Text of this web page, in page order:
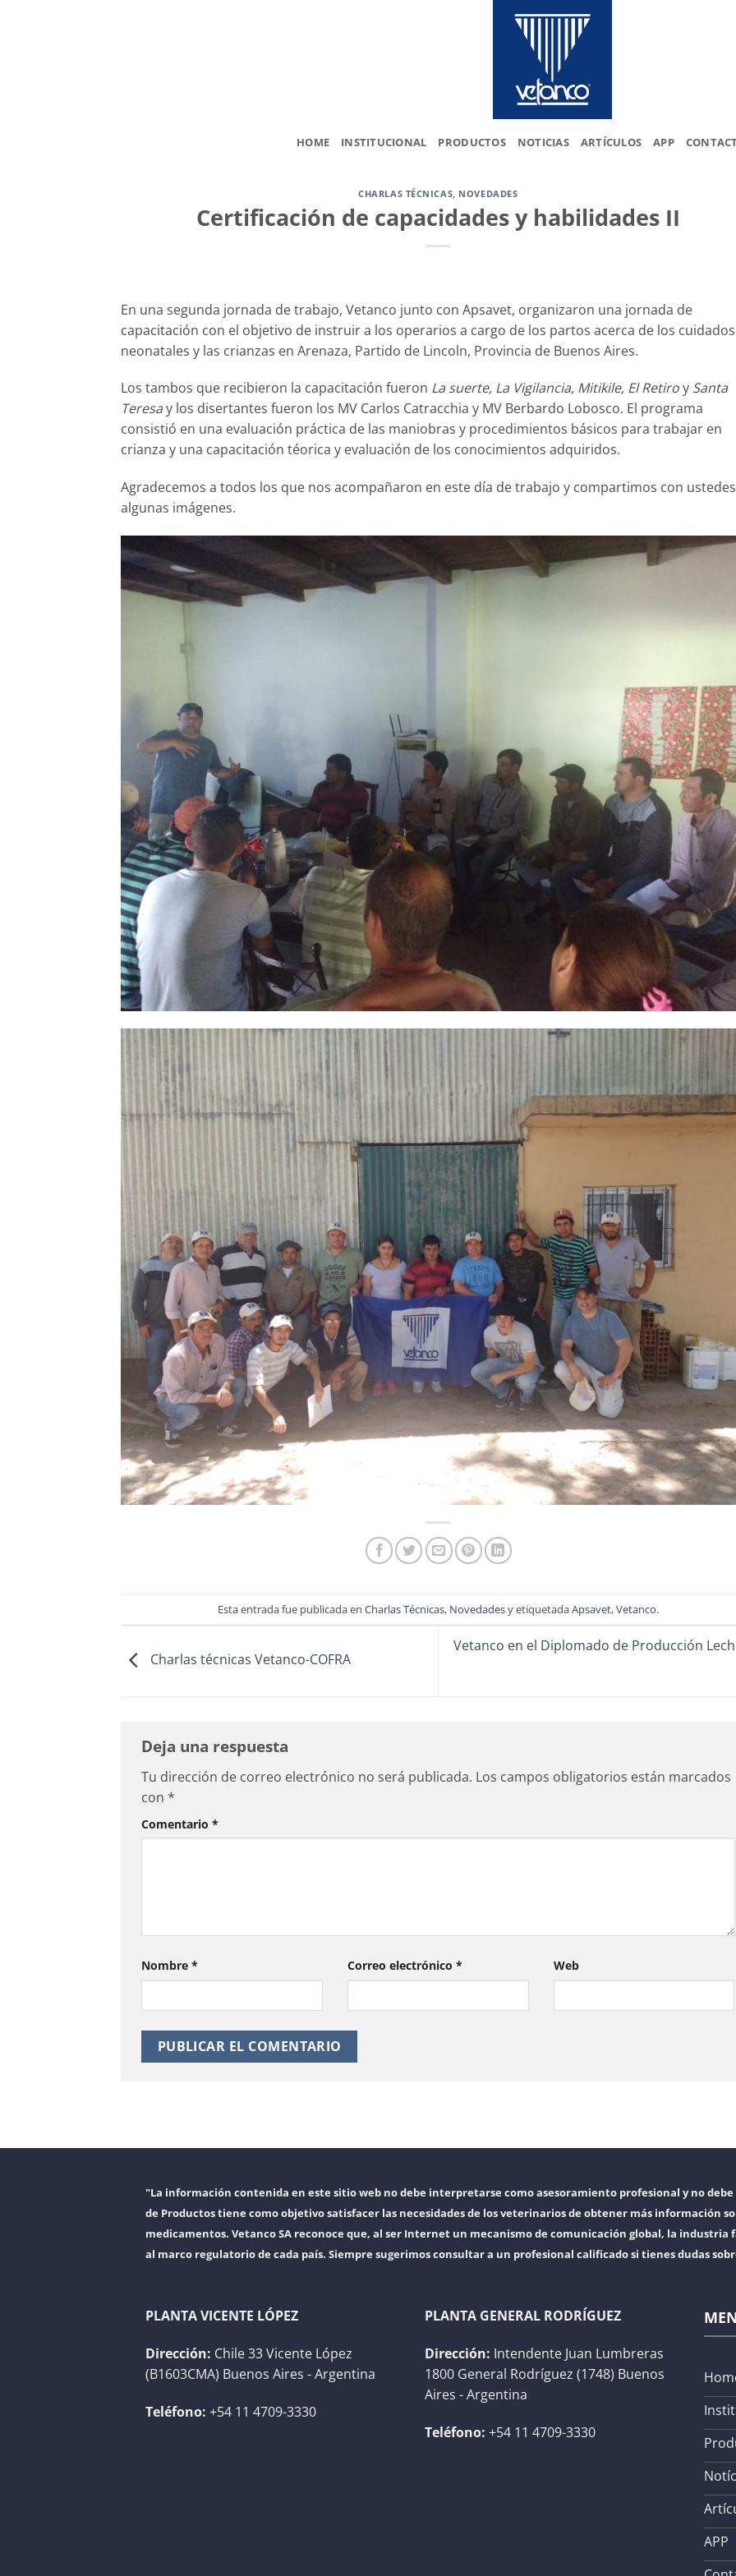
HOME INSTITUCIONAL PRODUCTOS NOTICIAS ARTÍCULOS APP
CHARLAS TÉCNICAS, NOVEDADES
Certificación de capacidades y habilidades II
En una segunda jornada de trabajo, Vetanco junto con Apsavet, organizaron una jornada de
capacitación con el objetivo de instruir a los operarios a cargo de los partos acerca de los cuidados
neonatales y las crianzas en Arenaza, Partido de Lincoln, Provincia de Buenos Aires.
Los tambos que recibieron la capacitación fueron La suerte, La Vigilancia, Mitikile, El Retiroy Santa
Teresay los disertantes fueron los MV Carlos Catracchia y MV Berbardo Lobosco. El programa
consistió en una evaluación práctica de las maniobras y procedimientos básicos para trabajar en
crianza y una capacitación téorica y evaluación de los conocimientos adquiridos.
Agradecemos a todos los que nos acompañaron en este día de trabajo y compartimos con ustedes
algunas imágenes.
Esta entrada fue publicada en Charlas Técnicas, Novedadesy etiquetadaApsavet,Vetanco.
Charlas técnicas Vetanco-COFRA
Vetanco en el Diplomado de Producción
Deja una respuesta
Tu dirección de correo electrónico no será publicada. Los campos obligatorios están marcados
con *
Comentario *
Nombre * Correo electrónico * Web
"La información contenida en este sitio web no debe interpretarse como asesoramiento profesional y no debe
de Productos tiene como objetivo satisfacer las necesidades de los veterinarios de obtener más información
medicamentos. Vetanco SA reconoce que, al ser Internet un mecanismo de comunicación global, la
al marco regulatorio de cada país. Siempre sugerimos consultar a un profesional calificado si tienes dudas
PLANTA VICENTE LÓPEZ
Dirección: Chile 33 Vicente López
(B1603CMA) Buenos Aires - Argentina
Teléfono: +54 11 4709-3330
PLANTA GENERAL RODRÍGUEZ
Dirección: Intendente Juan Lumbreras
1800 General Rodríguez (1748) Buenos
Aires - Argentina
Teléfono: +54 11 4709-3330
APP